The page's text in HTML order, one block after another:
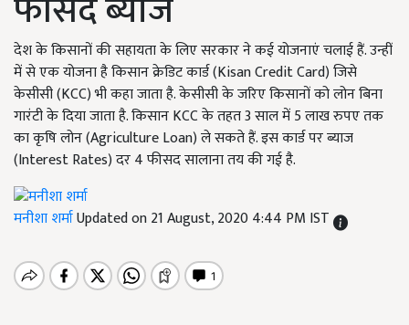
देश के किसानों की सहायता के लिए सरकार ने कई योजनाएं चलाई हैं. उन्हीं
में से एक योजना है किसान क्रेडिट कार्ड (Kisan Credit Card) जिसे
केसीसी (KCC) भी कहा जाता है. केसीसी के जरिए किसानों को लोन बिना
गारंटी के दिया जाता है. किसान KCC के तहत 3 साल में 5 लाख रुपए तक
का कृषि लोन (Agriculture Loan) ले सकते हैं. इस कार्ड पर ब्याज
(Interest Rates) दर 4 फीसद सालाना तय की गई है.
मनीशा शर्माUpdated on 21 August, 2020 4:44 PM IST